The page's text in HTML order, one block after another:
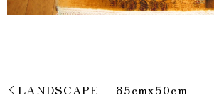
LANDSCAPE 85cmx50cm